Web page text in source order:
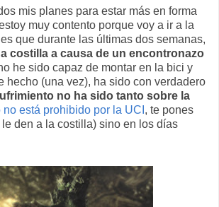
mis planes para estar más en forma
muy contento porque voy a ir a la
que durante las últimas dos semanas,
costilla a causa de un encontronazo
he sido capaz de montar en la bici y
hecho (una vez), ha sido con verdadero
no ha sido tanto sobre la
está prohibido por la UCI , te pones
den a la costilla) sino en los días